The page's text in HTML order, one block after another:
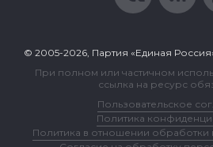
© 2005-2026, Партия «Единая
При полном или частичном
ссылка на ресурс
Пользовательское
Политика
Политика в отношении обработки